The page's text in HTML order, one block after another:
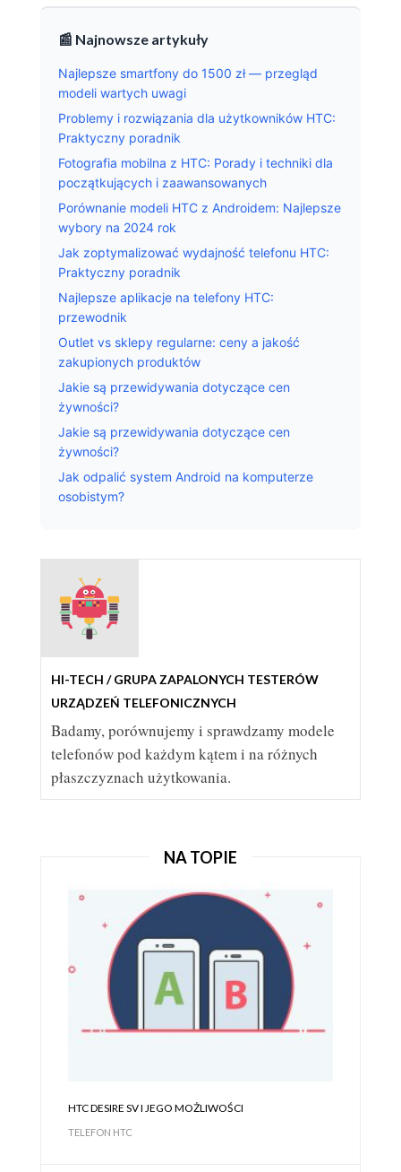
📰 Najnowsze artykuły
Najlepsze smartfony do 1500 zł — przegląd
modeli wartych uwagi
Problemy i rozwiązania dla użytkowników HTC:
Praktyczny poradnik
Fotografia mobilna z HTC: Porady i techniki dla
początkujących i zaawansowanych
Porównanie modeli HTC z Androidem: Najlepsze
wybory na 2024 rok
Jak zoptymalizować wydajność telefonu HTC:
Praktyczny poradnik
Najlepsze aplikacje na telefony HTC:
przewodnik
Outlet vs sklepy regularne: ceny a jakość
zakupionych produktów
Jakie są przewidywania dotyczące cen
żywności?
Jakie są przewidywania dotyczące cen
żywności?
Jak odpalić system Android na komputerze
osobistym?
HI-TECH / GRUPA ZAPALONYCH TESTERÓW
URZĄDZEŃ TELEFONICZNYCH
Badamy, porównujemy i sprawdzamy modele
telefonów pod każdym kątem i na różnych
płaszczyznach użytkowania.
NA TOPIE
HTC DESIRE SV I JEGO MOŻLIWOŚCI
TELEFON HTC